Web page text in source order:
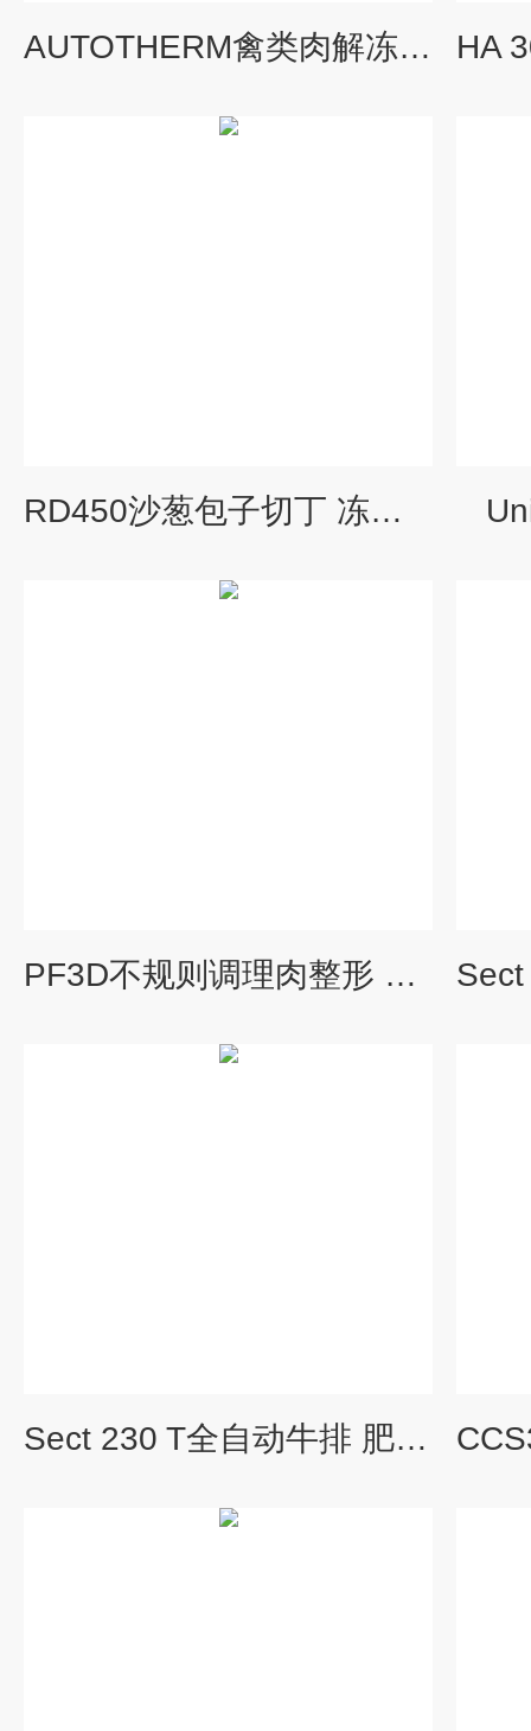
AUTOTHERM禽类肉解冻缓化设备 肉制品解冻设备
RD450沙葱包子切丁 冻羊肉切丁
PF3D不规则调理肉整形 成型设备
Sect 230 T全自动牛排 肥牛 切片